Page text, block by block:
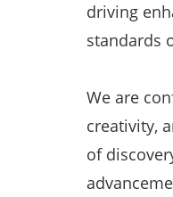
driving
standards
We are
creativity,
of